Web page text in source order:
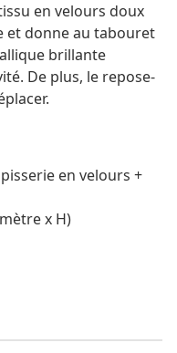
en velours doux
et donne au tabouret
brillante
De plus, le repose-
en velours +
x H)